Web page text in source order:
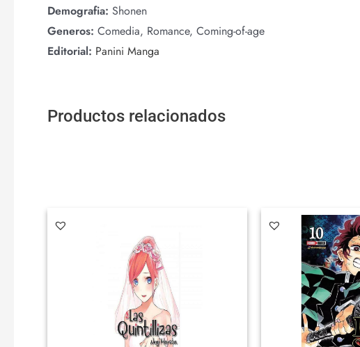
Demografia: Shonen
Generos: Comedia, Romance, Coming-of-age
Editorial: Panini Manga
Productos relacionados